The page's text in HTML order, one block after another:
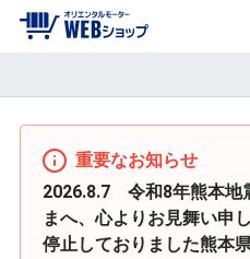
企業情報
カート
重要なお知らせ
2026.8.7 令和8年熊本地
まへ、心よりお見舞い申
停止しておりました熊本